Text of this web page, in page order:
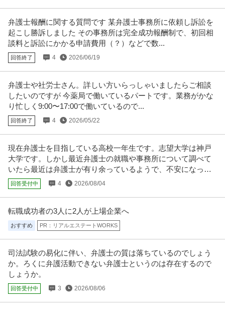
【職種】営業＞法人営業 【業種】コンサルティング＞コンサルティング ※会
員属性などに応じ、当該求人…続きを見る
提供：ビズリーチ
営業事務・アシスタント ／ 「りそな銀行」住まいサポート部／
「スマート社員」ローンプラザにおける住宅ローン関連事務・顧
株式会社りそな銀行
年収400万円〜500万円
【職種】営業＞営業事務・アシスタント 【業種】金融＞銀行・信託銀行 ※会
員属性などに応じ、当該求人…続きを見る
高度化と組織再建／若手組織の育成と業務フロー標準化／IPO準備
中／2025年度売上高201億円突破
株式会社ネクサスエージェント
新着 土日休み 産休・育休実績あり 資格取得支援制度
年収900万円〜1,500万円
【職種】不動産＞不動産・マンション・ビル管理 【業種】不動産＞不動産仲
法人営業 ／ 「笑顔相続を広げる」相続コンサルティング営業 ～
未経験からプロへ！スピードキャリアアップ・資格取得支援充実
～
株式会社ワンストップHOP
昇給あり 駅チカ 昇格あり
【職種】営業＞法人営業 【業種】士業＞監査・税理士法人 ※会員属性などに
応じ、当該求人をビズリーチ
弁護士報酬に関する質問です 某弁護士事務所に依頼し訴訟を
起こし勝訴しました その事務所は完全成功報酬制で、初回相
談料と訴訟にかかる申請費用（？）などで数...
回答終了 4 2026/06/19
弁護士や社労士さん。詳しい方いらっしゃいましたらご相談
したいのですが 今薬局で働いているパートです。業務がかな
り忙しく9:00〜17:00で働いているので...
回答終了 4 2026/05/22
現在弁護士を目指している高校一年生です。志望大学は神戸
大学です。しかし最近弁護士の就職や事務所について調べて
いたら最近は弁護士が有り余っているようで、不安になって
きました。
回答受付中 4 2026/08/04
転職成功者の3人に2人が上場企業へ
おすすめ PR：リアルエステートWORKS
司法試験の易化に伴い、弁護士の質は落ちているのでしょう
か。ろくに弁護活動できない弁護士というのは存在するので
しょうか。
回答受付中 3 2026/08/06